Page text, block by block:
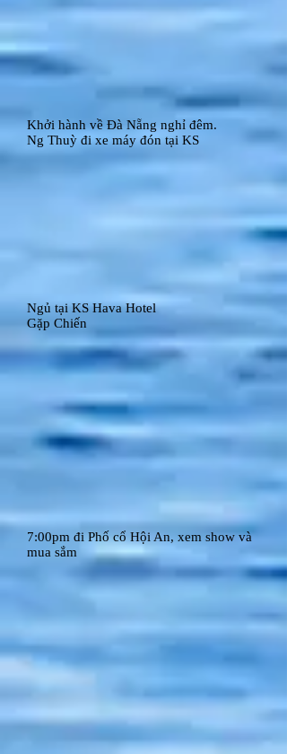
Khởi hành về Đà Nẵng nghỉ đêm.
Ng Thuỳ đi xe máy đón tại KS
Ngủ tại KS Hava Hotel
Gặp Chiến
7:00pm đi Phố cổ Hội An, xem show và
mua sắm